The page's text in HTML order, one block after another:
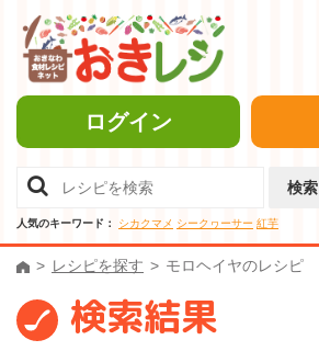
ログイン
検索
人気のキーワード： シカクマメ シークヮーサー 紅芋
レシピを探す モロヘイヤのレシピ
検索結果